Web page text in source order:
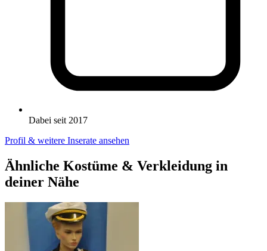
Dabei seit 2017
Profil & weitere Inserate ansehen
Ähnliche Kostüme & Verkleidung in
deiner Nähe